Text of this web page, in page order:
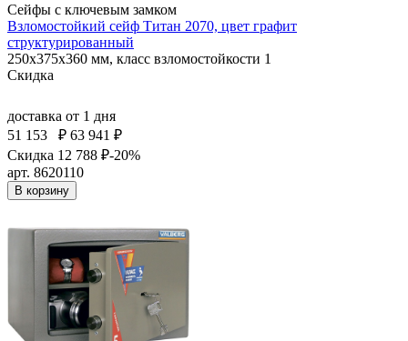
Сейфы с ключевым замком
Взломостойкий сейф Титан 2070, цвет графит
структурированный
250x375x360 мм, класс взломостойкости 1
Скидка
доставка от 1 дня
51 153
₽ 63 941 ₽
Скидка 12 788 ₽-20%
арт. 8620110
В корзину